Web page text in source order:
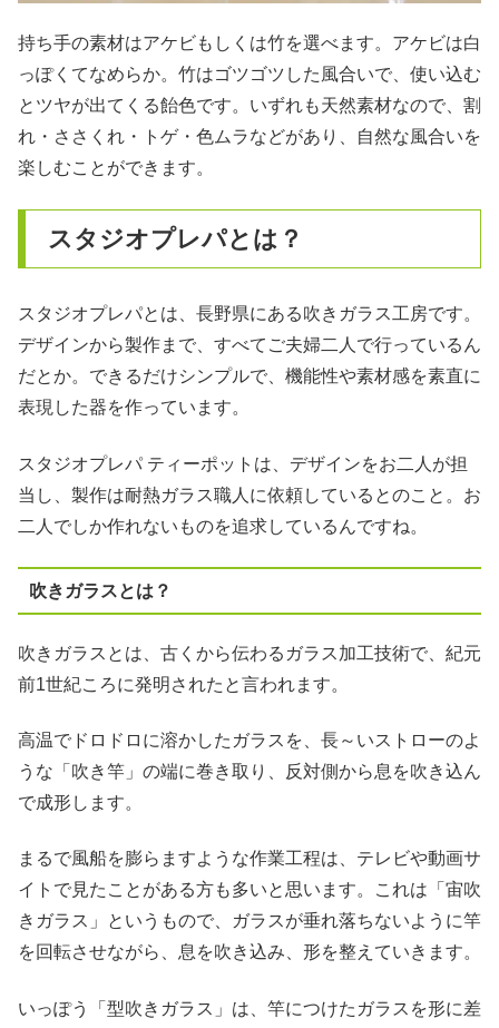
持ち手の素材はアケビもしくは竹を選べます。アケビは白
っぽくてなめらか。竹はゴツゴツした風合いで、使い込む
とツヤが出てくる飴色です。いずれも天然素材なので、割
れ・ささくれ・トゲ・色ムラなどがあり、自然な風合いを
楽しむことができます。
スタジオプレパとは？
スタジオプレパとは、長野県にある吹きガラス工房です。
デザインから製作まで、すべてご夫婦二人で行っているん
だとか。できるだけシンプルで、機能性や素材感を素直に
表現した器を作っています。
スタジオプレパ ティーポットは、デザインをお二人が担
当し、製作は耐熱ガラス職人に依頼しているとのこと。お
二人でしか作れないものを追求しているんですね。
吹きガラスとは？
吹きガラスとは、古くから伝わるガラス加工技術で、紀元
前1世紀ころに発明されたと言われます。
高温でドロドロに溶かしたガラスを、長～いストローのよ
うな「吹き竿」の端に巻き取り、反対側から息を吹き込ん
で成形します。
まるで風船を膨らますような作業工程は、テレビや動画サ
イトで見たことがある方も多いと思います。これは「宙吹
きガラス」というもので、ガラスが垂れ落ちないように竿
を回転させながら、息を吹き込み、形を整えていきます。
いっぽう「型吹きガラス」は、竿につけたガラスを形に差